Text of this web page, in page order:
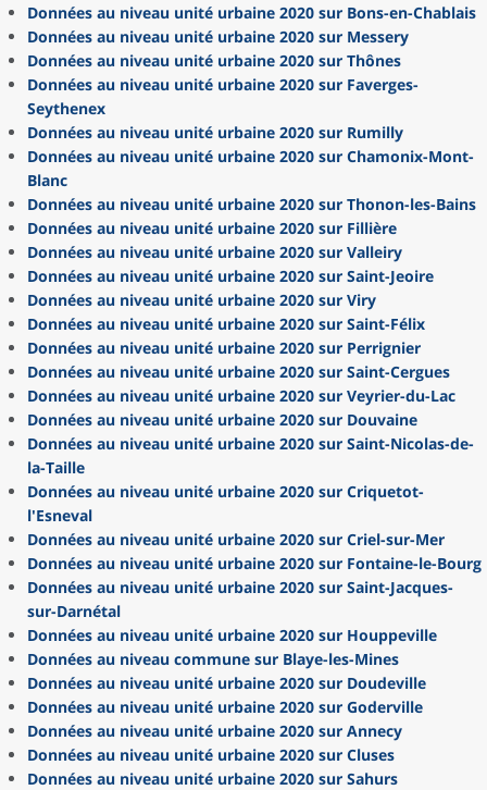
Données au niveau unité urbaine 2020 sur Bons-en-Chablais
Données au niveau unité urbaine 2020 sur Messery
Données au niveau unité urbaine 2020 sur Thônes
Données au niveau unité urbaine 2020 sur Faverges-
Seythenex
Données au niveau unité urbaine 2020 sur Rumilly
Données au niveau unité urbaine 2020 sur Chamonix-Mont-
Blanc
Données au niveau unité urbaine 2020 sur Thonon-les-Bains
Données au niveau unité urbaine 2020 sur Fillière
Données au niveau unité urbaine 2020 sur Valleiry
Données au niveau unité urbaine 2020 sur Saint-Jeoire
Données au niveau unité urbaine 2020 sur Viry
Données au niveau unité urbaine 2020 sur Saint-Félix
Données au niveau unité urbaine 2020 sur Perrignier
Données au niveau unité urbaine 2020 sur Saint-Cergues
Données au niveau unité urbaine 2020 sur Veyrier-du-Lac
Données au niveau unité urbaine 2020 sur Douvaine
Données au niveau unité urbaine 2020 sur Saint-Nicolas-de-
la-Taille
Données au niveau unité urbaine 2020 sur Criquetot-
l'Esneval
Données au niveau unité urbaine 2020 sur Criel-sur-Mer
Données au niveau unité urbaine 2020 sur Fontaine-le-Bourg
Données au niveau unité urbaine 2020 sur Saint-Jacques-
sur-Darnétal
Données au niveau unité urbaine 2020 sur Houppeville
Données au niveau commune sur Blaye-les-Mines
Données au niveau unité urbaine 2020 sur Doudeville
Données au niveau unité urbaine 2020 sur Goderville
Données au niveau unité urbaine 2020 sur Annecy
Données au niveau unité urbaine 2020 sur Cluses
Données au niveau unité urbaine 2020 sur Sahurs